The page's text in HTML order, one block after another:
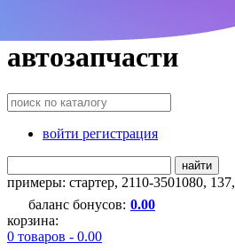
автозапчасти
войти регистрация
найти
примеры: стартер, 2110-3501080, 137,
баланс бонусов: 0.00
корзина:
0 товаров - 0.00